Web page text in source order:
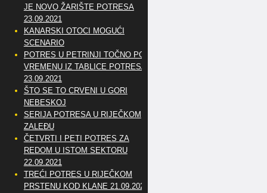
JE NOVO ŽARIŠTE POTRESA
23.09.2021
KANARSKI OTOCI MOGUĆI
SCENARIO
POTRES U PETRINJI TOČNO PO
VREMENU IZ TABLICE POTRESA
23.09.2021
ŠTO SE TO CRVENI U GORI
NEBESKOJ
SERIJA POTRESA U RIJEČKOM
ZALEĐU
ČETVRTI I PETI POTRES ZA
REDOM U ISTOM SEKTORU
22.09.2021
TREĆI POTRES U RIJEČKOM
PRSTENU KOD KLANE 21.09.2021